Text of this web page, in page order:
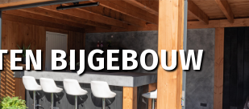
BIJGEBOUW